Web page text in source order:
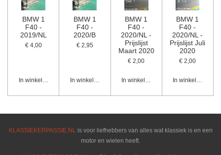
BMW 1
F40 -
2019/NL
€ 4,00
In winkelwagen
BMW 1
F40 -
2020/B
€ 2,95
In winkelwagen
BMW 1
F40 -
2020/NL -
Prijslijst
Maart 2020
€ 2,00
In winkelwagen
BMW 1
F40 -
2020/NL -
Prijslijst Juli
2020
€ 2,00
In winkelwagen
KLASSIEKERPASSIE.NL
is voor liefhebbers van alles wat klassiek is en een
motor en wielen heeft.